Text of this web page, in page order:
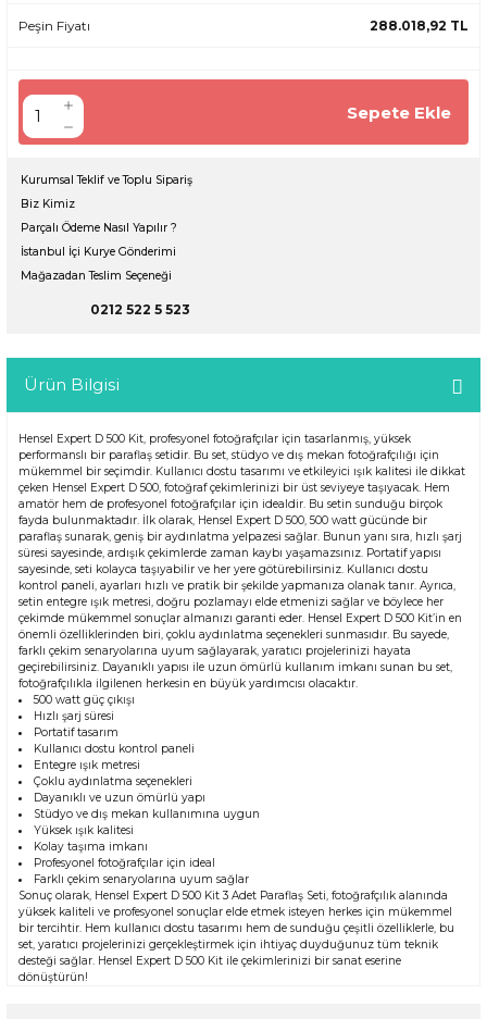
Peşin Fiyatı 288.018,92 TL
Sepete Ekle
Kurumsal Teklif ve Toplu Sipariş
Biz Kimiz
Parçalı Ödeme Nasıl Yapılır ?
İstanbul İçi Kurye Gönderimi
Mağazadan Teslim Seçeneği
0212 522 5 523
Ürün Bilgisi
Hensel Expert D 500 Kit, profesyonel fotoğrafçılar için tasarlanmış, yüksek
performanslı bir paraflaş setidir. Bu set, stüdyo ve dış mekan fotoğrafçılığı için
mükemmel bir seçimdir. Kullanıcı dostu tasarımı ve etkileyici ışık kalitesi ile dikkat
çeken Hensel Expert D 500, fotoğraf çekimlerinizi bir üst seviyeye taşıyacak. Hem
amatör hem de profesyonel fotoğrafçılar için idealdir. Bu setin sunduğu birçok
fayda bulunmaktadır. İlk olarak, Hensel Expert D 500, 500 watt gücünde bir
paraflaş sunarak, geniş bir aydınlatma yelpazesi sağlar. Bunun yanı sıra, hızlı şarj
süresi sayesinde, ardışık çekimlerde zaman kaybı yaşamazsınız. Portatif yapısı
sayesinde, seti kolayca taşıyabilir ve her yere götürebilirsiniz. Kullanıcı dostu
kontrol paneli, ayarları hızlı ve pratik bir şekilde yapmanıza olanak tanır. Ayrıca,
setin entegre ışık metresi, doğru pozlamayı elde etmenizi sağlar ve böylece her
çekimde mükemmel sonuçlar almanızı garanti eder. Hensel Expert D 500 Kit’in en
önemli özelliklerinden biri, çoklu aydınlatma seçenekleri sunmasıdır. Bu sayede,
farklı çekim senaryolarına uyum sağlayarak, yaratıcı projelerinizi hayata
geçirebilirsiniz. Dayanıklı yapısı ile uzun ömürlü kullanım imkanı sunan bu set,
fotoğrafçılıkla ilgilenen herkesin en büyük yardımcısı olacaktır.
500 watt güç çıkışı
Hızlı şarj süresi
Portatif tasarım
Kullanıcı dostu kontrol paneli
Entegre ışık metresi
Çoklu aydınlatma seçenekleri
Dayanıklı ve uzun ömürlü yapı
Stüdyo ve dış mekan kullanımına uygun
Yüksek ışık kalitesi
Kolay taşıma imkanı
Profesyonel fotoğrafçılar için ideal
Farklı çekim senaryolarına uyum sağlar
Sonuç olarak, Hensel Expert D 500 Kit 3 Adet Paraflaş Seti, fotoğrafçılık alanında
yüksek kaliteli ve profesyonel sonuçlar elde etmek isteyen herkes için mükemmel
bir tercihtir. Hem kullanıcı dostu tasarımı hem de sunduğu çeşitli özelliklerle, bu
set, yaratıcı projelerinizi gerçekleştirmek için ihtiyaç duyduğunuz tüm teknik
desteği sağlar. Hensel Expert D 500 Kit ile çekimlerinizi bir sanat eserine
dönüştürün!